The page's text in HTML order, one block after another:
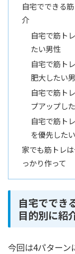
自宅でできる
介
自宅で筋ト
たい男性
自宅で筋ト
肥大したい
自宅で筋ト
プアップし
自宅で筋ト
を優先した
家でも筋トレ
っかり作って
自宅ででき
目的別に紹
今回は4パターン